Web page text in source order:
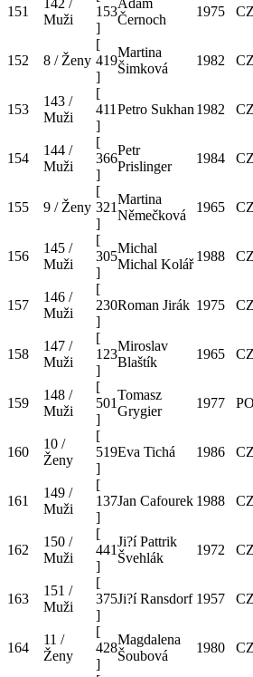
151
Muži
153
]
Černoch
1975
152 8 / Ženy
[
419
]
Martina
Šimková
1982
153
143 /
Muži
[
411
]
Petro Sukhan 1982
154
144 /
Muži
[
366
]
Petr
Prislinger
1984
155 9 / Ženy
[
321
]
Martina
Němečková
1965
156
145 /
Muži
[
305
]
Michal
Michal Kolář
1988
157
146 /
Muži
[
230
]
Roman Jirák 1975
158
147 /
Muži
[
123
]
Miroslav
Blaštík
1965
159
148 /
Muži
[
501
]
Tomasz
Grygier
1977
160
10 /
Ženy
[
519
]
Eva Tichá 1986
161
149 /
Muži
[
137
]
Jan Cafourek 1988
162
150 /
Muži
[
441
]
Ji?í Pattrik
Švehlák
1972
163
151 /
Muži
[
375
]
Ji?í Ransdorf 1957
164
11 /
Ženy
[
428
]
Magdalena
Šoubová
1980